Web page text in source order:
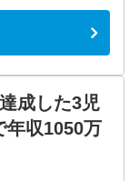
成した3児
年収1050万